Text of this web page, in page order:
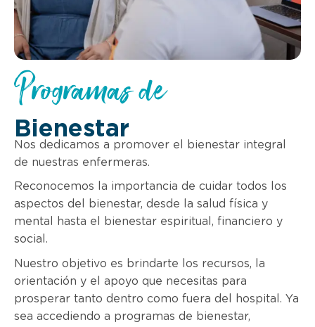
Programas de
Bienestar
Nos dedicamos a promover el bienestar integral
de nuestras enfermeras.
Reconocemos la importancia de cuidar todos los
aspectos del bienestar, desde la salud física y
mental hasta el bienestar espiritual, financiero y
social.
Nuestro objetivo es brindarte los recursos, la
orientación y el apoyo que necesitas para
prosperar tanto dentro como fuera del hospital. Ya
sea accediendo a programas de bienestar,